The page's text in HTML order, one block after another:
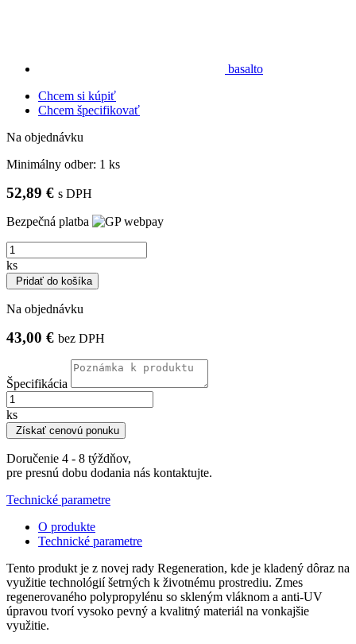
basalto
Chcem si kúpiť
Chcem špecifikovať
Na objednávku
Minimálny odber: 1 ks
52,89 € s DPH
Bezpečná platba
ks
Pridať do košíka
Na objednávku
43,00 € bez DPH
Špecifikácia
ks
Získať cenovú ponuku
Doručenie 4 - 8 týždňov,
pre presnú dobu dodania nás kontaktujte.
Technické parametre
O produkte
Technické parametre
Tento produkt je z novej rady Regeneration, kde je kladený dôraz na
využitie technológií šetrných k životnému prostrediu. Zmes
regenerovaného polypropylénu so skleným vláknom a anti-UV
úpravou tvorí vysoko pevný a kvalitný materiál na vonkajšie
využitie.